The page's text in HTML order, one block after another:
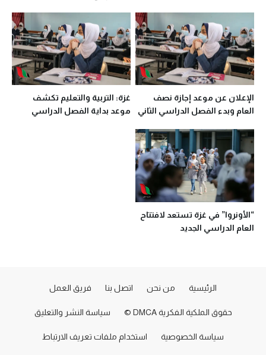
الإعلان عن موعد إجازة نصف
العام وبدء الفصل الدراسي الثاني
غزة: التربية والتعليم تكشف
موعد بداية الفصل الدراسي
“الأونروا” في غزة تستعد لافتتاح
العام الدراسي الجديد
الرئيسية من نحن اتصل بنا فريق العمل
حقوق الملكية الفكرية DMCA © سياسة النشر والتعليق
سياسة الخصوصية استخدام ملفات تعريف الارتباط